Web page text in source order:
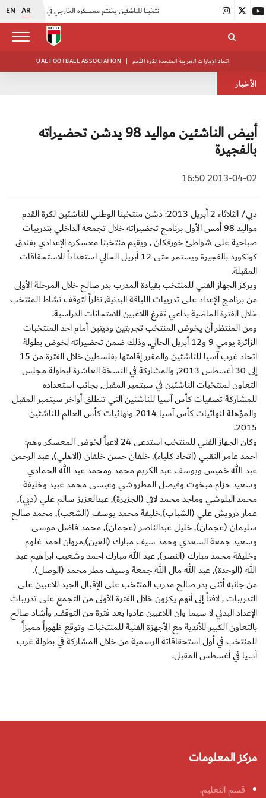
EN AR
اتحاد الكرة يُنظم ورشة عمل للمراقبين المعتمدين
UAE FOOTBALL ASSOCIATION | اتحاد الإمارات العربية المتحدة لكرة القدم
الأخبار
أبيض الناشئين مواليد 98 يدشن تحضيراته
بالفجيرة
2013-04-02 16:50
دبي/ الثلاثاء 2 أبريل 2013: دشن منتخبنا الوطني للناشئين لكرة القدم
مواليد 98 أمس الأول برنامج تحضيراته خلال تجمعه الداخلي بتدريبات
صباحية على شواطئ خورفكان , ويقيم منتخبنا معسكره الإعدادي بفندق
كونكورد بالفجيرة ويستمر حتى 12 أبريل الحالي استعداداً للاستحقاقات
المقبلة.
ويركز الجهاز الفني للمنتخب بقيادة المدرب بدر صالح خلال المرحلة الأولى
من برنامج الإعداد على تدريبات اللياقة البدنية, نظراً لتوقف نشاط المنتخب
خلال الفترة الماضية بداعي تفرغ اللاعبين للامتحانات الدراسية.
ومن المنتظر أن يخوض المنتخب تجربتين وديتين أمام احد المنتخبات
الزائرة يومي 9 و12 أبريل الحالي, وذلك ضمن تحضيراته لخوض بطولة
اتحاد غرب آسيا للناشئين والمقرر إقامتها بفلسطين خلال الفترة من 15
إلى 30 أغسطس 2013, والمشاركة في النسخة العاشرة لبطولة مجلس
التعاون لمنتخبات الناشئين في سبتمبر المقبل, بجانب استعداده
للمشاركة تصفيات كأس آسيا للناشئين التي تنطلق أواخر سبتمبر المقبل
والمؤهلة لنهائيات كأس آسيا 2014 ونهائيات كأس العالم للناشئين
2015.
وكان الجهاز الفني للمنتخب استدعى 24 لاعباً لخوض المعسكر وهم:
احمد عامر النقبي (اتحاد كلباء), خلفان حسن خلفان (الاهلي), عبد الرحمن
عبد الله خميس ويوسف عبد الكريم محمد ومحمد عبد الله الحمادي
وسعيد حزام مبخوت وفيصل المطروشي وعيسى محمد عبيد وخليفة
محمد البلوشي وماجد محمد لافي (الجزيرة), عبدالعزيز سالم علي (دبي),
عمار درويش علي (الشباب),خليفة محمد يوسف (الشعب), محمد صالح
سليمان (عجمان), خليل عبدالناصر (عجمان), محمد فاضل موسى
وسعيد جمعة السعدي وحمد سيف مبارك (العين),مروان احمد غلوم
وخليفة محمد مبارك (النصر), عبد الله مبارك احمد وشعيب ابراهيم عبد
الله (الوحدة), عبد الله مال الله جمعة وسيف مطر محمد (الوصل).
من جانبه أثنى بدر صالح مدرب المنتخب على الإقبال الجيد للاعبين على
التدريبات , لافتاً إلى أنهم يكزون خلال الفترة الأولى من التجمع على تدريبات
الإعداد البدني لا سيما وان اللاعبين عادوا بعد فترة من التوقف, وأشاد صالح
بالتعاون الكبير للأندية مع الأجهزة الفنية للمنتخبات وتوقع ظهوراً مميزاً
للمنتخب في أول استحقاقاته الرسمية من خلال المشاركة في بطولة غرب
آسيا في أغسطس المقبل.
مركز المعلومات
قسم التعليم.